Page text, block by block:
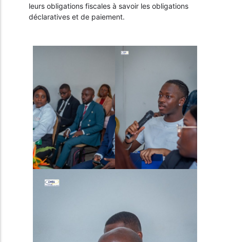
leurs obligations fiscales à savoir les obligations
déclaratives et de paiement.